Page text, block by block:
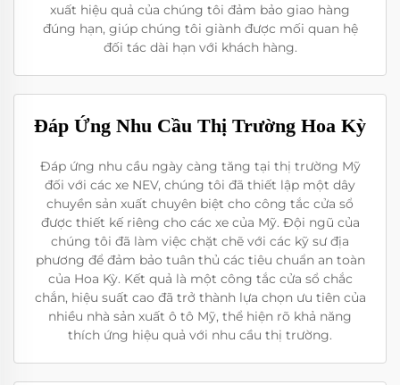
xuất hiệu quả của chúng tôi đảm bảo giao hàng
đúng hạn, giúp chúng tôi giành được mối quan hệ
đối tác dài hạn với khách hàng.
Đáp Ứng Nhu Cầu Thị Trường Hoa Kỳ
Đáp ứng nhu cầu ngày càng tăng tại thị trường Mỹ
đối với các xe NEV, chúng tôi đã thiết lập một dây
chuyền sản xuất chuyên biệt cho công tắc cửa sổ
được thiết kế riêng cho các xe của Mỹ. Đội ngũ của
chúng tôi đã làm việc chặt chẽ với các kỹ sư địa
phương để đảm bảo tuân thủ các tiêu chuẩn an toàn
của Hoa Kỳ. Kết quả là một công tắc cửa sổ chắc
chắn, hiệu suất cao đã trở thành lựa chọn ưu tiên của
nhiều nhà sản xuất ô tô Mỹ, thể hiện rõ khả năng
thích ứng hiệu quả với nhu cầu thị trường.